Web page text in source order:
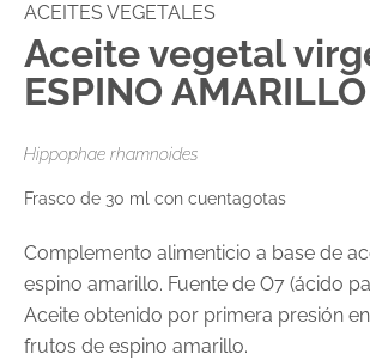
ACEITES VEGETALES
Aceite vegetal
ESPINO AMARILLO
Hippophae rhamnoides
Frasco de 30 ml con cuentagotas
Complemento alimenticio a base de
espino amarillo. Fuente de O7 (ácido
Aceite obtenido por primera presión
frutos de espino amarillo.